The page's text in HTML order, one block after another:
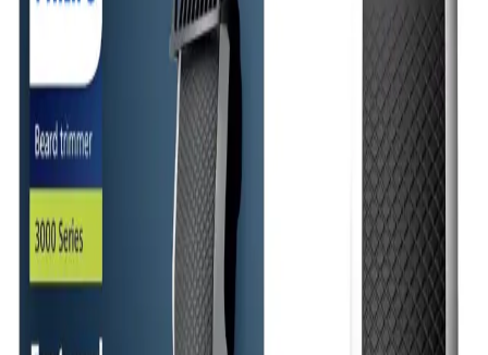
Elins guide 2026
OneBlade eller skäggtrimmer?
OneBladeSkäggtrimmerBladekonomi
Hybridblad med löpande kostnad mot självslipande
trimmerblad.
Annons· Produktsidorna innehåller reklamlänkar. Om
du handlar via våra länkar kan vi få en provision, utan
extra kostnad för dig.